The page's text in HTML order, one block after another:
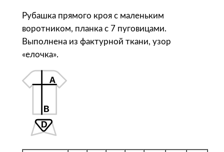
о
т
о
в
р
Рубашка прямого кроя с маленьким
воротником, планка с 7 пуговицами.
Выполнена из фактурной ткани, узор
«елочка».